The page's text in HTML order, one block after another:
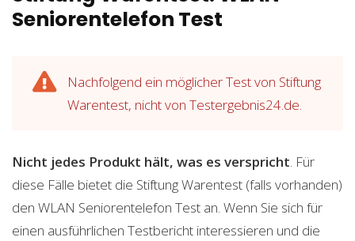
Seniorentelefon Test
Nachfolgend ein möglicher Test von Stiftung
Warentest, nicht von Testergebnis24.de.
Nicht jedes Produkt hält, was es verspricht. Für
diese Fälle bietet die Stiftung Warentest (falls vorhanden)
den WLAN Seniorentelefon Test an. Wenn Sie sich für
einen ausführlichen Testbericht interessieren und die